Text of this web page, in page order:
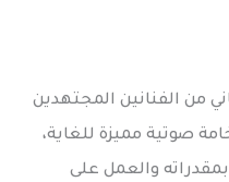
من الفنانين المجتهدين
صوتية مميزة للغاية،
والعمل على